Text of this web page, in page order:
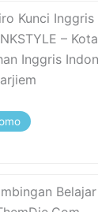
Kunci
–
Inggris